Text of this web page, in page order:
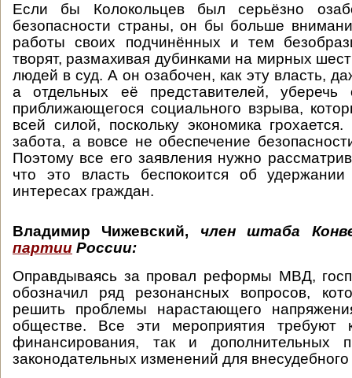
Если бы Колокольцев был серьёзно
безопасности страны, он бы больше
работы своих подчинённых и тем
творят, размахивая дубинками на мирных
людей в суд. А он озабочен, как эту власть,
а отдельных её представителей, уберечь
приближающегося социального взрыва,
всей силой, поскольку экономика
забота, а вовсе не обеспечение
Поэтому все его заявления нужно
что это власть беспокоится об
интересах граждан.
Владимир Чижевский, член штаба
партии России:
Оправдываясь за провал реформы МВД,
обозначил ряд резонансных вопросов,
решить проблемы нарастающего
обществе. Все эти мероприятия требуют
финансирования, так и дополнительных
законодательных изменений для